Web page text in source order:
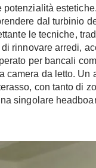
dal turbinio
le tecniche,
rinnovare arredi,
per bancali
camera da letto.
con tanto di
singolare